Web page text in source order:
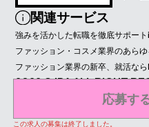
応募す
この求人の募集は終了しました。
関連サービス
強みを活かした転職を徹底サポート
ファッション・コスメ業界のあら
ファッション業界の新卒、就活なら
2022 © IDA ALL RIGHT
プライバシーポリシー会員